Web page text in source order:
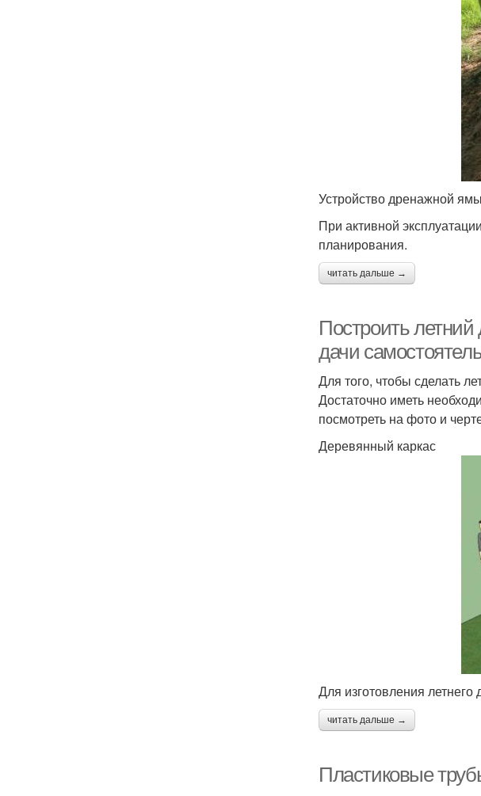
Устройство дренажной
При активной
планирования.
читать дальше →
Построить
дачи
Для того, чтобы сделать
Достаточно иметь
посмотреть на фото и
Деревянный каркас
Для изготовления
читать дальше →
Пластиковые